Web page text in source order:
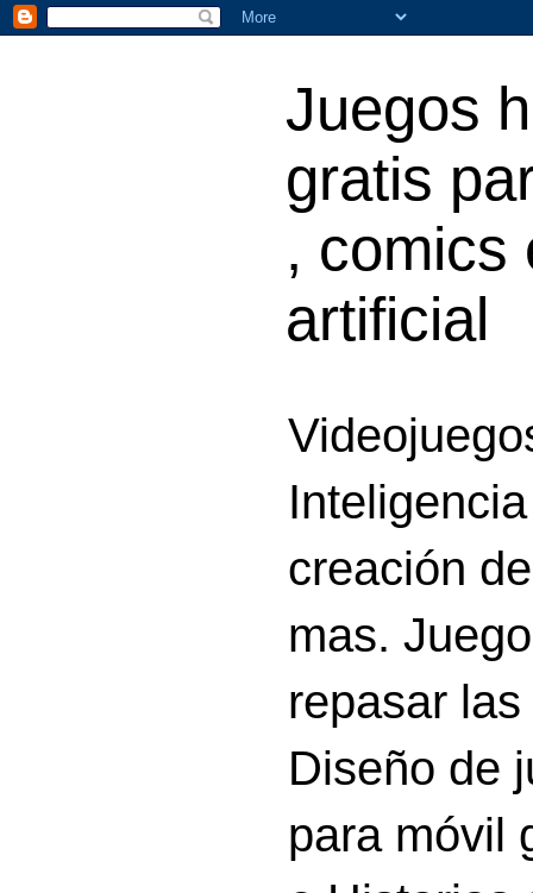
Juegos
gratis
, comics
artificial
creación
mas.
repasar
Diseño de
para móvil